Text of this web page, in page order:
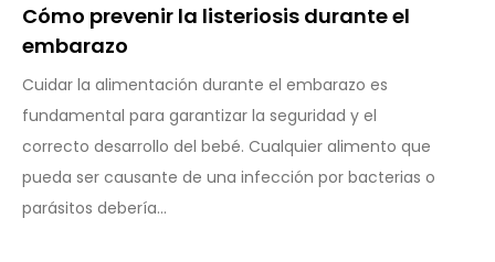
Cómo prevenir la listeriosis durante el
embarazo
Cuidar la alimentación durante el embarazo es
fundamental para garantizar la seguridad y el
correcto desarrollo del bebé. Cualquier alimento que
pueda ser causante de una infección por bacterias o
parásitos debería...